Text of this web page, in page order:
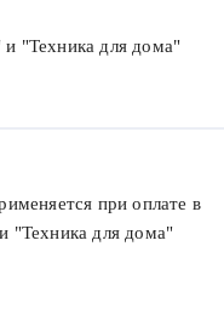
и "Техника для дома"
при оплате в
"Техника для дома"